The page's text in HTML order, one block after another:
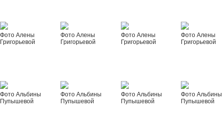
Фото Алены
Григорьевой
Фото Алены
Григорьевой
Фото Алены
Григорьевой
Фото Алены
Григорьевой
Фото Альбины
Пупышевой
Фото Альбины
Пупышевой
Фото Альбины
Пупышевой
Фото Альбины
Пупышевой